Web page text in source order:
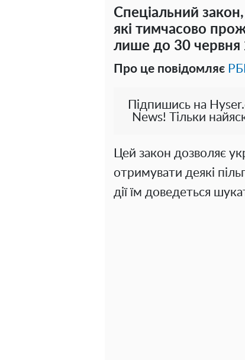
Спеціальний
які тимчасово
лише до 30 червня
Про це повідомляє
Підпишись на
News! Тільки
Цей закон дозволяє
отримувати деякі
дії їм доведеться